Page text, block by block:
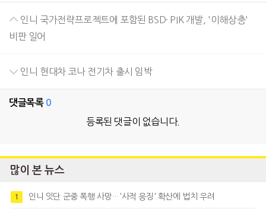
인니 국가전략프로젝트에 포함된 BSD· PIK 개발, '이해상충'
비판 일어
인니 현대차 코나 전기차 출시 임박
댓글목록 0
등록된 댓글이 없습니다.
많이 본 뉴스
1 인니 잇단 군중 폭행 사망…'사적 응징' 확산에 법치 우려